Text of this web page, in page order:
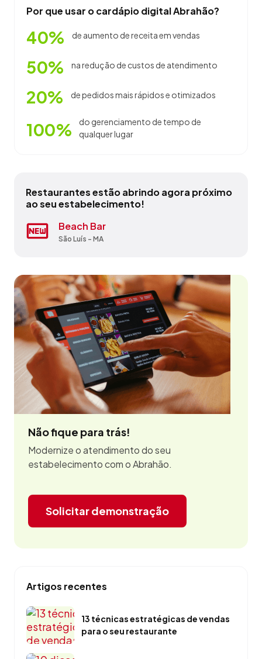
Por que usar o cardápio digital Abrahão?
40% de aumento de receita em vendas
50% na redução de custos de atendimento
20% de pedidos mais rápidos e otimizados
100%
do gerenciamento de tempo de
qualquer lugar
Restaurantes estão abrindo agora próximo
ao seu estabelecimento!
Anexo
São José de Ribamar - MA
Beach Bar
São Luís - MA
Bob's Texaco
São Luís - MA
Chang Lee São Luis
São Luís - MA
Eco Acai
Barreirinhas - MA
J C Restaurante
Barreirinhas - MA
Marina Tropical
Barreirinhas - MA
Pousada Guarimãs
Morros - MA
Terraco Vip Show
Cururupu - MA
Toque Italiano Eventos
São Luís - MA
Não fique para trás!
Modernize o atendimento do seu
estabelecimento com o Abrahão.
Solicitar demonstração
Artigos recentes
13 técnicas estratégicas de vendas
para o seu restaurante